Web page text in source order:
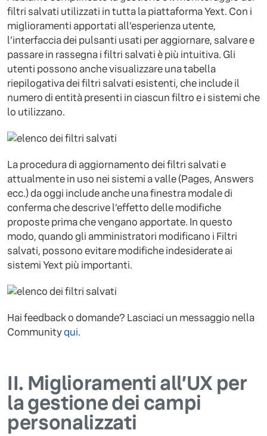
filtri salvati utilizzati in tutta la piattaforma Yext. Con i
miglioramenti apportati all’esperienza utente,
l’interfaccia dei pulsanti usati per aggiornare, salvare e
passare in rassegna i filtri salvati è più intuitiva. Gli
utenti possono anche visualizzare una tabella
riepilogativa dei filtri salvati esistenti, che include il
numero di entità presenti in ciascun filtro e i sistemi che
lo utilizzano.
La procedura di aggiornamento dei filtri salvati e
attualmente in uso nei sistemi a valle (Pages, Answers
ecc.) da oggi include anche una finestra modale di
conferma che descrive l’effetto delle modifiche
proposte prima che vengano apportate. In questo
modo, quando gli amministratori modificano i Filtri
salvati, possono evitare modifiche indesiderate ai
sistemi Yext più importanti.
Hai feedback o domande? Lasciaci un messaggio nella
Communityqui.
II. Miglioramenti all’UX per
la gestione dei campi
personalizzati